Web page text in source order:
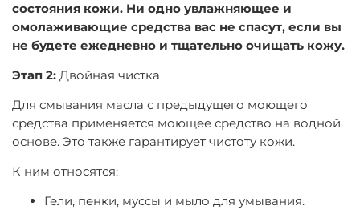
состояния кожи. Ни одно увлажняющее и
омолаживающие средства вас не спасут, если вы
не будете ежедневно и тщательно очищать кожу.
Этап 2: Двойная чистка
Для смывания масла с предыдущего моющего
средства применяется моющее средство на водной
основе. Это также гарантирует чистоту кожи.
К ним относятся:
Гели, пенки, муссы и мыло для умывания.